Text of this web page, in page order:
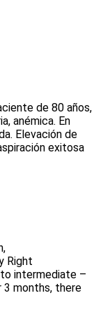
de 80 años,
anémica. En
Elevación de
exitosa
Right
intermediate –
3 months, there